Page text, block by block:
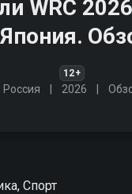
WRC
12+
Россия 2026
Спорт